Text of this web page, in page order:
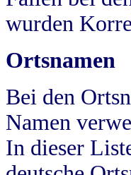
wurden
Ortsnamen
Bei den
Namen
In dieser